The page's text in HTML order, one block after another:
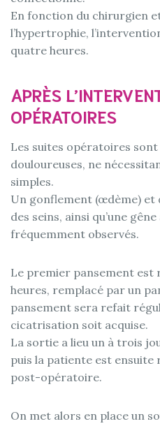
En fonction du chirurgien
l’hypertrophie,
quatre heures.
APRÈS
OPÉRATOIRES
Les suites opératoires
douloureuses, ne
simples.
Un gonflement (œdème) et
des seins, ainsi qu’une
fréquemment observés.
Le premier pansement est
heures, remplacé par un
pansement sera refait
cicatrisation soit acquise.
La sortie a lieu un à trois
puis la patiente est ensuite
post-opératoire.
On met alors en place un